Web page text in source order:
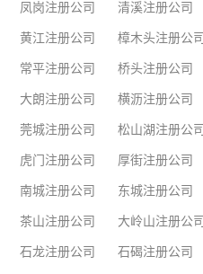
凤岗注册公司 清溪注册公司
黄江注册公司 樟木头注册公司
常平注册公司 桥头注册公司
大朗注册公司 横沥注册公司
莞城注册公司 松山湖注册公司
虎门注册公司 厚街注册公司
南城注册公司 东城注册公司
茶山注册公司 大岭山注册公司
石龙注册公司 石碣注册公司